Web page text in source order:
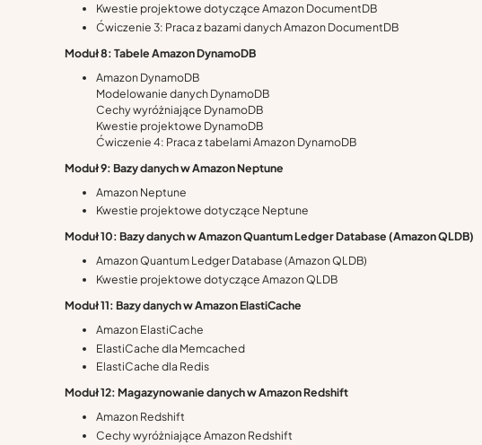
Kwestie projektowe dotyczące Amazon DocumentDB
Ćwiczenie 3: Praca z bazami danych Amazon DocumentDB
Moduł 8: Tabele Amazon DynamoDB
Amazon DynamoDB
Modelowanie danych DynamoDB
Cechy wyróżniające DynamoDB
Kwestie projektowe DynamoDB
Ćwiczenie 4: Praca z tabelami Amazon DynamoDB
Moduł 9: Bazy danych w Amazon Neptune
Amazon Neptune
Kwestie projektowe dotyczące Neptune
Moduł 10: Bazy danych w Amazon Quantum Ledger Database (Amazon QLDB)
Amazon Quantum Ledger Database (Amazon QLDB)
Kwestie projektowe dotyczące Amazon QLDB
Moduł 11: Bazy danych w Amazon ElastiCache
Amazon ElastiCache
ElastiCache dla Memcached
ElastiCache dla Redis
Moduł 12: Magazynowanie danych w Amazon Redshift
Amazon Redshift
Cechy wyróżniające Amazon Redshift